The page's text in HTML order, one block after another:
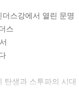
스강에서 열린 문명
스
탄생과 스투파의 시대